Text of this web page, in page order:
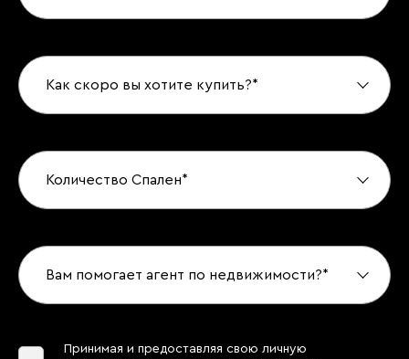
Как скоро вы хотите купить?*
Количество Спален*
Вам помогает агент по недвижимости?*
Принимая и предоставляя свою личную